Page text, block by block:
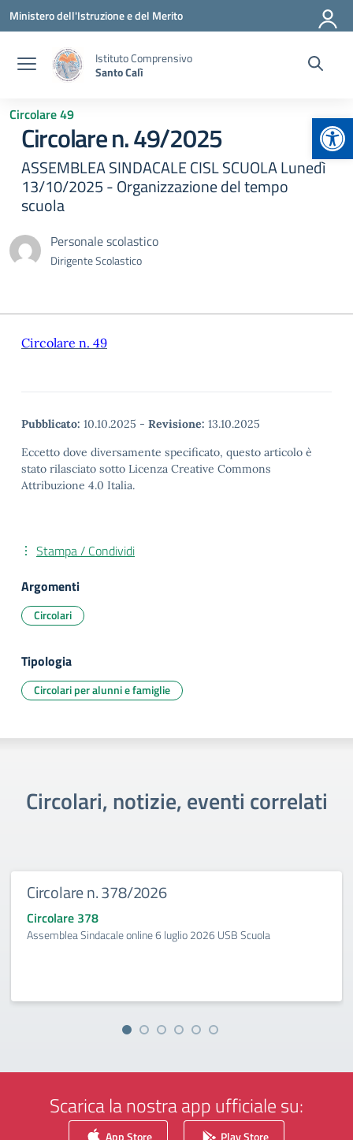
Vai ai contenuti
Vai al menu di navigazione
Vai al footer
Ministero dell'Istruzione e del Merito
Istituto Comprensivo
Santo Calì
Circolare 49
Circolare n. 49/2025
ASSEMBLEA SINDACALE CISL SCUOLA Lunedì
13/10/2025 - Organizzazione del tempo
scuola
Personale scolastico
Dirigente Scolastico
Circolare n. 49
Pubblicato: 10.10.2025 - Revisione: 13.10.2025
Eccetto dove diversamente specificato, questo articolo è
stato rilasciato sotto Licenza Creative Commons
Attribuzione 4.0 Italia.
Stampa / Condividi
Argomenti
Circolari
Tipologia
Circolari per alunni e famiglie
Circolari, notizie, eventi correlati
Circolare n. 378/2026
Circolare 378
Assemblea Sindacale online 6 luglio 2026 USB Scuola
Scarica la nostra app ufficiale su:
App Store Play Store